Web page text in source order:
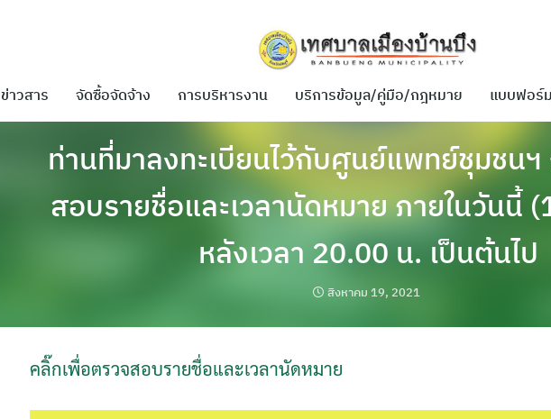
ข่าวสาร จัดซื้อจัดจ้าง การบริหารงาน บริการข้อมูล/คู่มือ/กฎหมาย แบบฟอร์
ท่านที่มาลงทะเบียนไว้กับศูนย์แพทย์ชุมชน
สอบรายชื่อและเวลานัดหมาย ภายในวันนี้
หลังเวลา 20.00 น. เป็นต้นไป
สิงหาคม 19, 2021
คลิ๊กเพื่อตรวจสอบรายชื่อและเวลานัดหมาย